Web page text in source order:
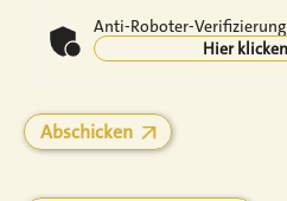
Anti-Roboter-Verifizierung
Hier klicken